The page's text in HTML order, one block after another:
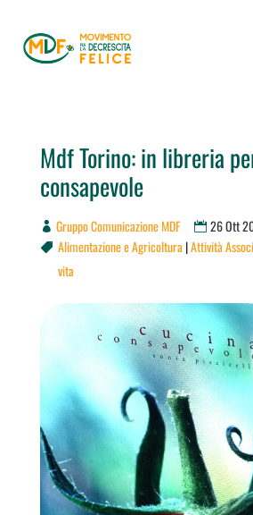
Mdf Torino: in libreria
consapevole
Gruppo Comunicazione MDF 26 Ott
 Alimentazione e Agricoltura |Attività
vita